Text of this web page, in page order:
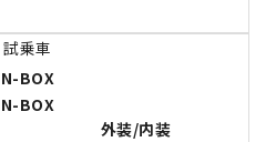
外装/内装
N-BOX
N-BOX